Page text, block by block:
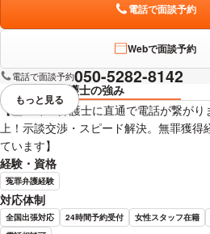
電話で面談予約
Webで面談予約
電話で面談予約050-5282-8142
弁護士の強み
【歴16年の弁護士に直通で電話が繋が
上！示談交渉・スピード解決。無罪獲
ています】
経験・資格
冤罪弁護経験
対応体制
全国出張対応 24時間予約受付 女性スタッフ在籍
視覚的に省略されている要素を
もっと見る